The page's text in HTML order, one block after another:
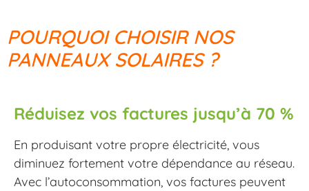
POURQUOI CHOISIR NOS
PANNEAUX SOLAIRES ?
Réduisez vos factures jusqu’à 70 %
En produisant votre propre électricité, vous
diminuez fortement votre dépendance au réseau.
Avec l’autoconsommation, vos factures peuvent